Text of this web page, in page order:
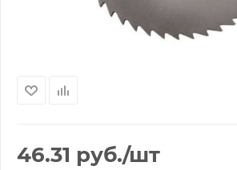
46.31 руб./шт